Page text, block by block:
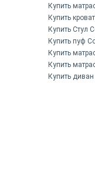
Купить
Купить
Купить Стул
Купить пуф
Купить
Купить
Купить